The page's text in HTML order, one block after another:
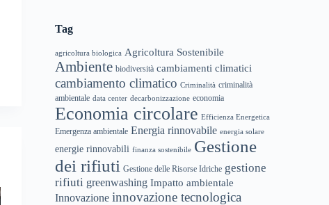
Tag
agricoltura biologica Agricoltura Sostenibile
Ambiente biodiversità cambiamenti climatici
cambiamento climatico Criminalità criminalità
ambientale data center decarbonizzazione economia
Economia circolare Efficienza Energetica
Emergenza ambientale Energia rinnovabile energia solare
energie rinnovabili finanza sostenibile Gestione
dei rifiuti Gestione delle Risorse Idriche gestione
rifiuti greenwashing Impatto ambientale
Innovazione innovazione tecnologica